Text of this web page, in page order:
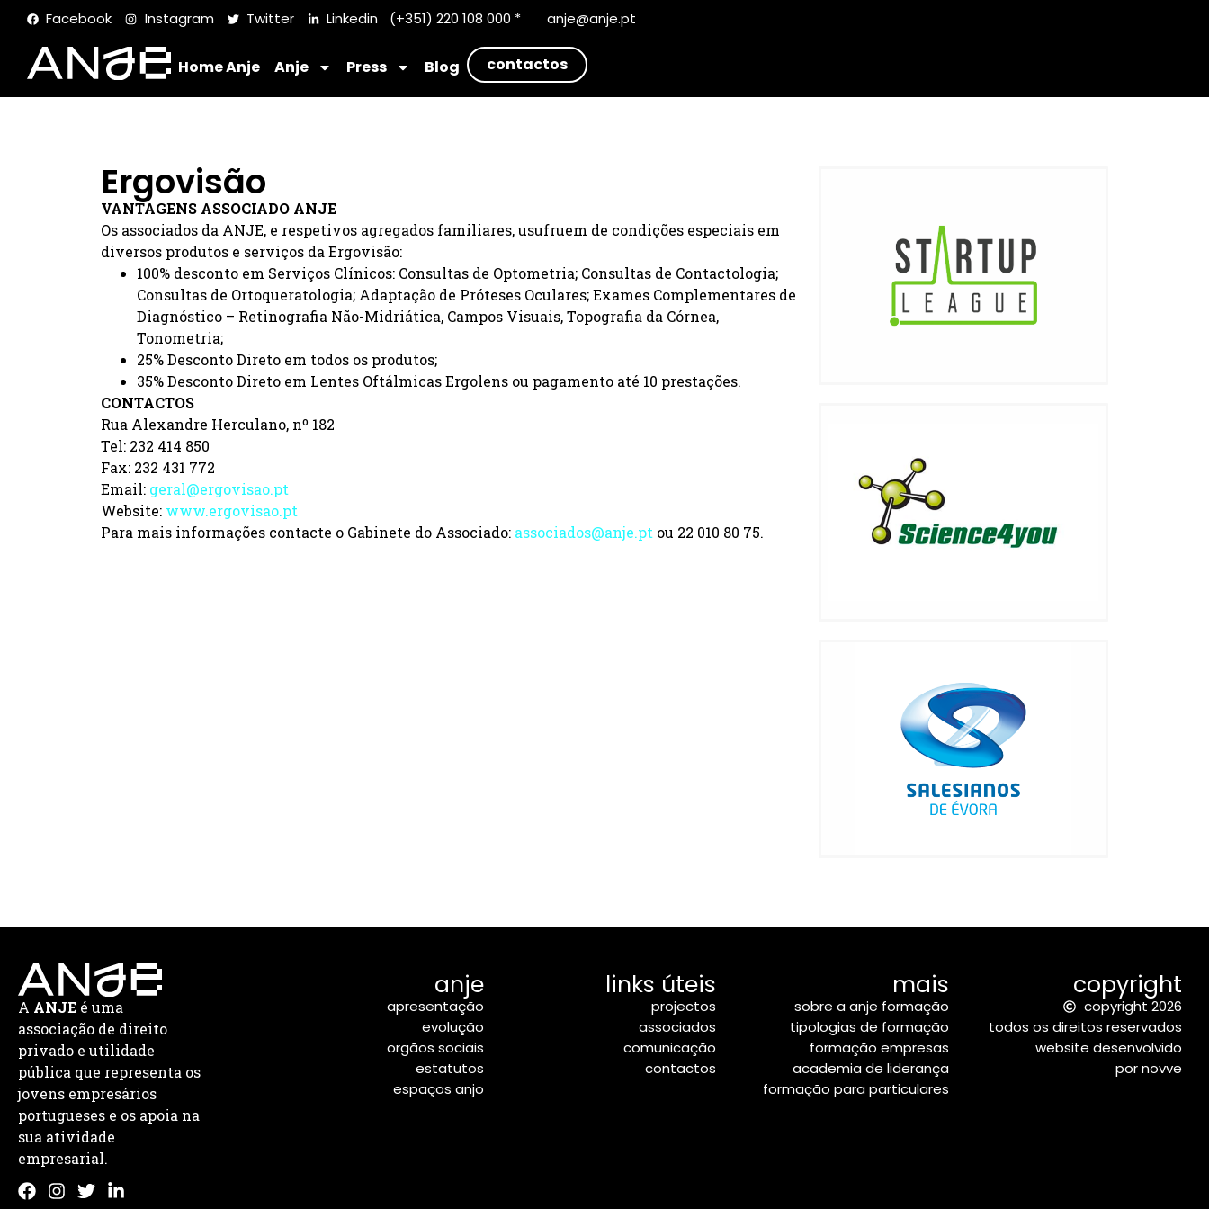
Facebook Instagram Twitter Linkedin (+351) 220 108 000 * anje@anje.pt
Home Anje Anje Press Blog contactos
Ergovisão
VANTAGENS ASSOCIADO ANJE
Os associados da ANJE, e respetivos agregados familiares, usufruem de condições especiais em
diversos produtos e serviços da Ergovisão:
100% desconto em Serviços Clínicos: Consultas de Optometria; Consultas de Contactologia;
Consultas de Ortoqueratologia; Adaptação de Próteses Oculares; Exames Complementares de
Diagnóstico – Retinografia Não-Midriática, Campos Visuais, Topografia da Córnea,
Tonometria;
25% Desconto Direto em todos os produtos;
35% Desconto Direto em Lentes Oftálmicas Ergolens ou pagamento até 10 prestações.
CONTACTOS
Rua Alexandre Herculano, nº 182
Tel: 232 414 850
Fax: 232 431 772
Email: geral@ergovisao.pt
Website: www.ergovisao.pt
Para mais informações contacte o Gabinete do Associado: associados@anje.pt ou 22 010 80 75.
A ANJE é uma
associação de direito
privado e utilidade
pública que representa os
jovens empresários
portugueses e os apoia na
sua atividade
empresarial.
anje
apresentação
evolução
orgãos sociais
estatutos
espaços anjo
links úteis
projectos
associados
comunicação
contactos
mais
sobre a anje formação
tipologias de formação
formação empresas
academia de liderança
formação para particulares
copyright
copyright 2026
todos os direitos reservados
website desenvolvido
por novve